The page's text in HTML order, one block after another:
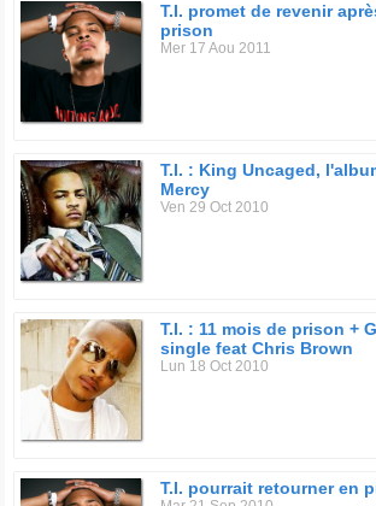
T.I. promet de revenir
prison
Mer 17 Aou 2011
T.I. : King Uncaged,
Mercy
Ven 29 Oct 2010
T.I. : 11 mois de prison +
single feat Chris Brown
Lun 18 Oct 2010
T.I. pourrait retourner en